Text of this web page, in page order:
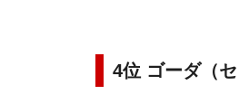
4位 ゴーダ（